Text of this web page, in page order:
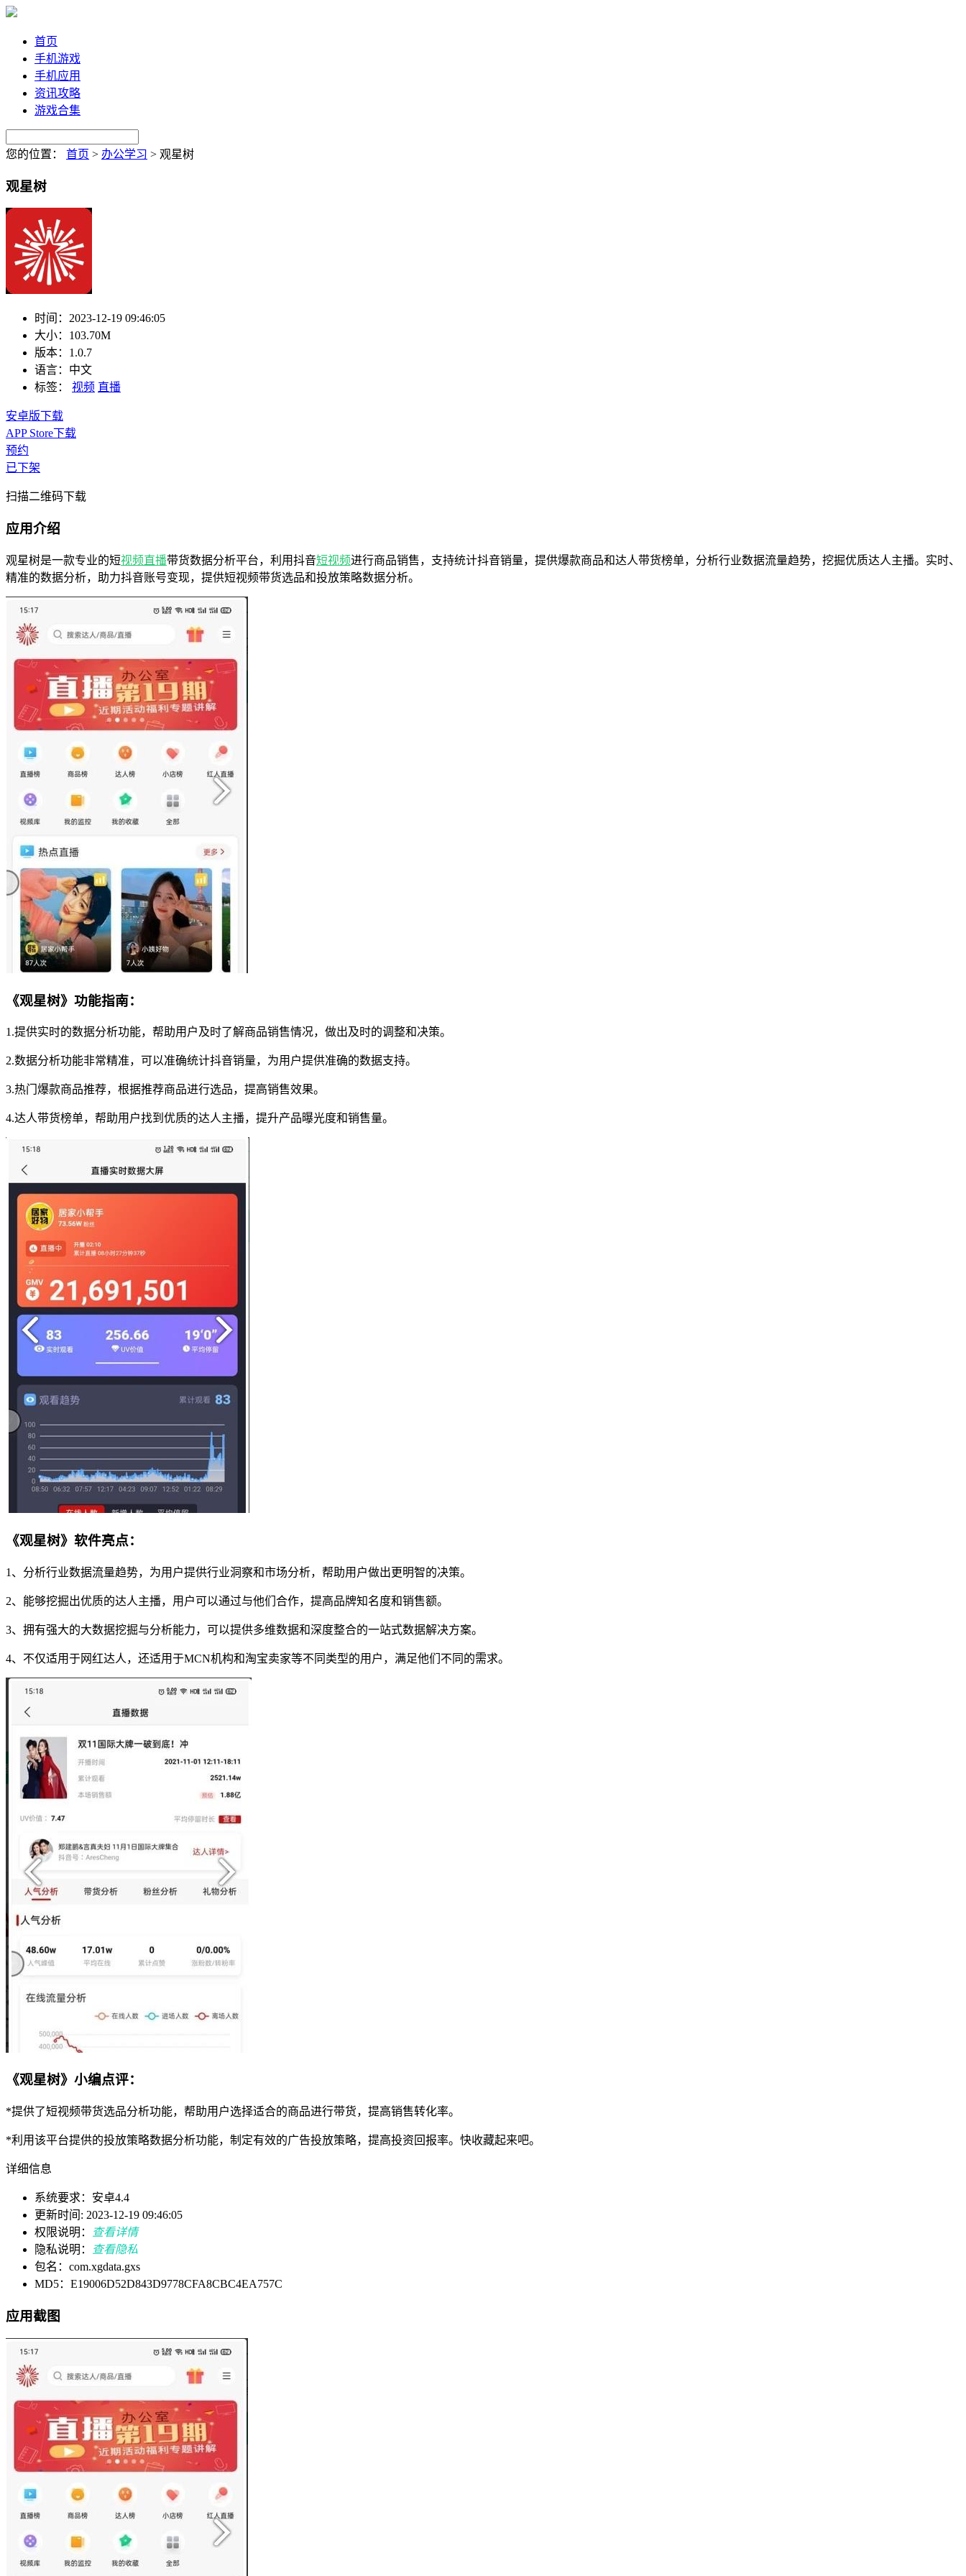
首页
手机游戏
手机应用
资讯攻略
游戏合集
您的位置： 首页 > 办公学习 > 观星树
观星树
时间： 2023-12-19 09:46:05
大小： 103.70M
版本： 1.0.7
语言： 中文
标签：
视频 直播
安卓版下载
APP Store下载
预约
已下架
扫描二维码下载
应用介绍
观星树是一款专业的短视频直播带货数据分析平台，利用抖音短视频进行商品销售，支持统计抖音销量，提供爆款商品和达人带货榜单，分析行业数据流量趋势，挖掘优质达人主播。实时、
精准的数据分析，助力抖音账号变现，提供短视频带货选品和投放策略数据分析。
《观星树》功能指南：
1.提供实时的数据分析功能，帮助用户及时了解商品销售情况，做出及时的调整和决策。
2.数据分析功能非常精准，可以准确统计抖音销量，为用户提供准确的数据支持。
3.热门爆款商品推荐，根据推荐商品进行选品，提高销售效果。
4.达人带货榜单，帮助用户找到优质的达人主播，提升产品曝光度和销售量。
《观星树》软件亮点：
1、分析行业数据流量趋势，为用户提供行业洞察和市场分析，帮助用户做出更明智的决策。
2、能够挖掘出优质的达人主播，用户可以通过与他们合作，提高品牌知名度和销售额。
3、拥有强大的大数据挖掘与分析能力，可以提供多维数据和深度整合的一站式数据解决方案。
4、不仅适用于网红达人，还适用于MCN机构和淘宝卖家等不同类型的用户，满足他们不同的需求。
《观星树》小编点评：
*提供了短视频带货选品分析功能，帮助用户选择适合的商品进行带货，提高销售转化率。
*利用该平台提供的投放策略数据分析功能，制定有效的广告投放策略，提高投资回报率。快收藏起来吧。
详细信息
系统要求：安卓4.4
更新时间: 2023-12-19 09:46:05
权限说明：
查看详情
隐私说明：
查看隐私
包名：com.xgdata.gxs
MD5：E19006D52D843D9778CFA8CBC4EA757C
应用截图